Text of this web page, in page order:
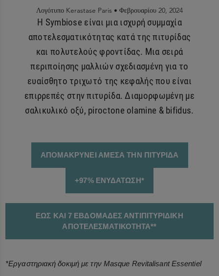
Λογότυπο Kerastase Paris • Φεβρουαρίου 20, 2024
Η Symbiose είναι μια ισχυρή συμμαχία
αποτελεσματικότητας κατά της πιτυρίδας
και πολυτελούς φροντίδας. Μια σειρά
περιποίησης μαλλιών σχεδιασμένη για το
ευαίσθητο τριχωτό της κεφαλής που είναι
επιρρεπές στην πιτυρίδα. Διαμορφωμένη με
σαλικυλικό οξύ, piroctone olamine & bifidus.
ΑΠΟΜΑΚΡΥΝΕΙ ΑΜΕΣΑ ΤΗΝ ΠΙΤΥΡΙΔΑ
+97% ΕΝΥΔΑΤΩΣΗ*
ΕΩΣ ΚΑΙ 7 ΕΒΔΟΜΑΔΕΣ ΑΝΤΙΠΙΤΥΡΙΔΙΚΗ
ΑΠΟΤΕΛΕΣΜΑΤΙΚΟΤΗΤΑ**
*Εργαστηριακή δοκιμή με την Masque Revitalisant Essentiel